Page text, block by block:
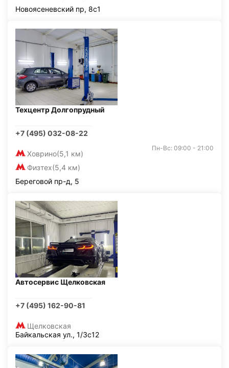
Новоясеневский пр, 8с1
Техцентр Долгопрудный
+7 (495) 032-08-22
Ховрино(5,1 км)
Физтех(5,4 км)
Пн-Вс: 09:00 - 21:00
Береговой пр-д, 5
Автосервис Щелковская
+7 (495) 162-90-81
Щелковская
Байкальская ул., 1/3с12